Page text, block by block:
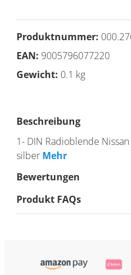
Produktnummer:
EAN: 9005796077220
Gewicht: 0.1 kg
Beschreibung
1- DIN Radioblende
silber Mehr
Bewertungen
Produkt FAQs